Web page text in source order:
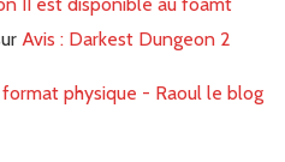
Avis : Darkest Dungeon 2
format physique - Raoul le blog